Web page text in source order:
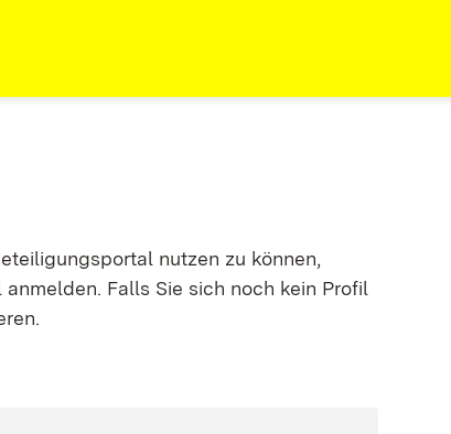
nutzen zu können,
Falls Sie sich noch kein Profil